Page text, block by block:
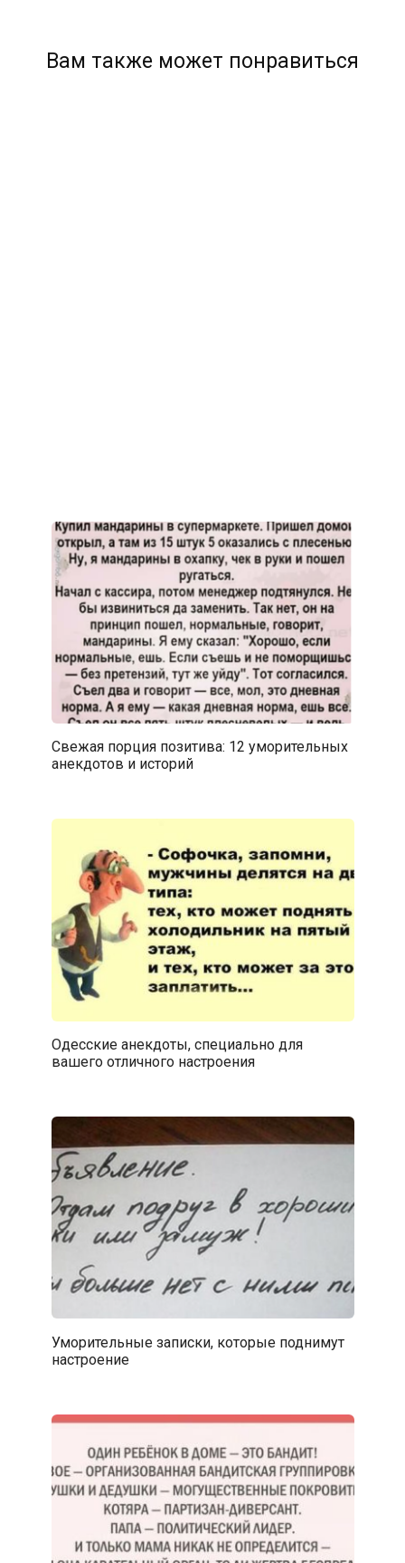
Вам также может понравиться
Свежая порция позитива: 12 уморительных
анекдотов и историй
Одесские анекдоты, специально для
вашего отличного настроения
Уморительные записки, которые поднимут
настроение